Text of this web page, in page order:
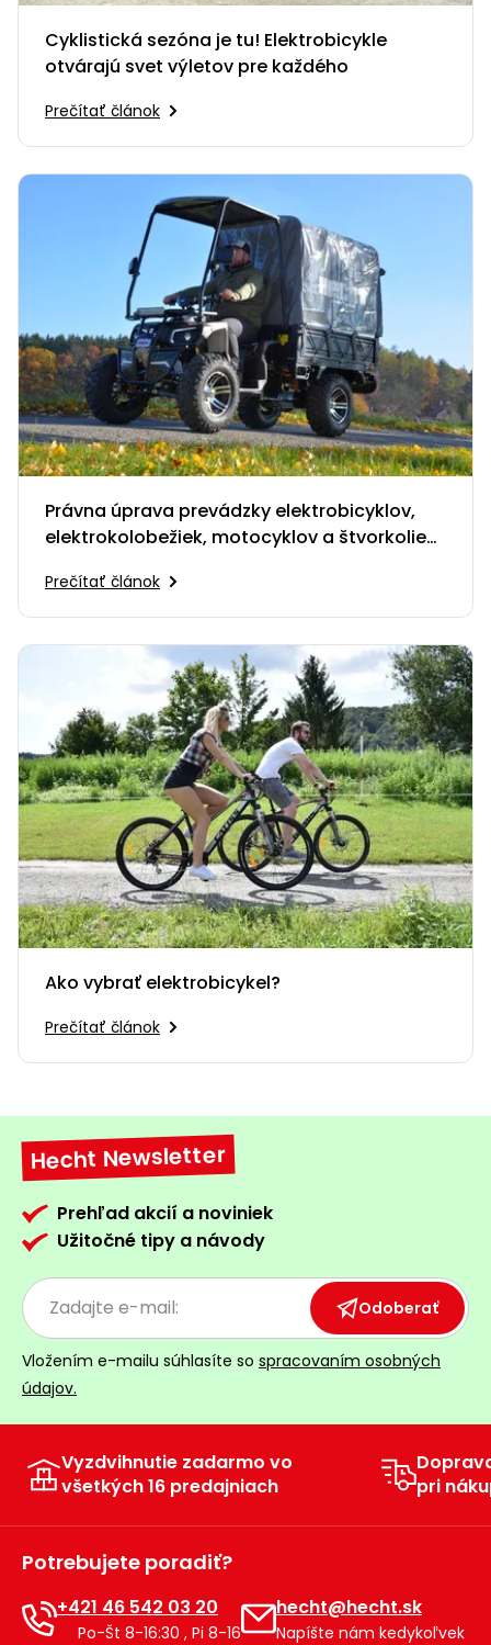
Cyklistická sezóna je tu! Elektrobicykle
otvárajú svet výletov pre každého
Prečítať článok
Právna úprava prevádzky elektrobicyklov,
elektrokolobežiek, motocyklov a štvorkoliek
Prečítať článok
Ako vybrať elektrobicykel?
Prečítať článok
Hecht Newsletter
Prehľad akcií a noviniek
Užitočné tipy a návody
Odoberať
Vložením e-mailu súhlasíte so spracovaním osobných
údajov.
Vyzdvihnutie zadarmo vo
všetkých 16 predajniach
pri
Potrebujete poradiť?
+421 46 542 03 20
Po-Št 8-16:30 , Pi 8-16
hecht@hecht.sk
Napíšte nám kedykoľvek